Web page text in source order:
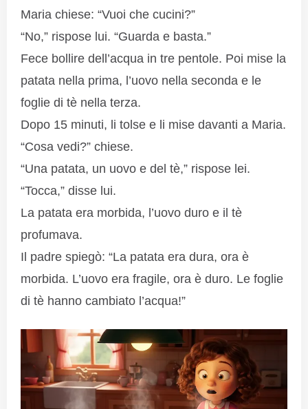
Maria chiese: “Vuoi che cucini?”
“No,” rispose lui. “Guarda e basta.”
Fece bollire dell’acqua in tre pentole. Poi mise la
patata nella prima, l’uovo nella seconda e le
foglie di tè nella terza.
Dopo 15 minuti, li tolse e li mise davanti a Maria.
“Cosa vedi?” chiese.
“Una patata, un uovo e del tè,” rispose lei.
“Tocca,” disse lui.
La patata era morbida, l’uovo duro e il tè
profumava.
Il padre spiegò: “La patata era dura, ora è
morbida. L’uovo era fragile, ora è duro. Le foglie
di tè hanno cambiato l’acqua!”